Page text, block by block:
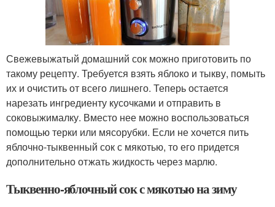
Свежевыжатый домашний сок можно приготовить по
такому рецепту. Требуется взять яблоко и тыкву, помыть
их и очистить от всего лишнего. Теперь остается
нарезать ингредиенту кусочками и отправить в
соковыжималку. Вместо нее можно воспользоваться
помощью терки или мясорубки. Если не хочется пить
яблочно-тыквенный сок с мякотью, то его придется
дополнительно отжать жидкость через марлю.
Тыквенно-яблочный сок с мякотью на зиму